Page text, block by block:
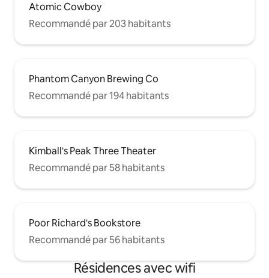
Atomic Cowboy
Recommandé par 203 habitants
Phantom Canyon Brewing Co
Recommandé par 194 habitants
Kimball's Peak Three Theater
Recommandé par 58 habitants
Poor Richard's Bookstore
Recommandé par 56 habitants
Résidences avec wifi